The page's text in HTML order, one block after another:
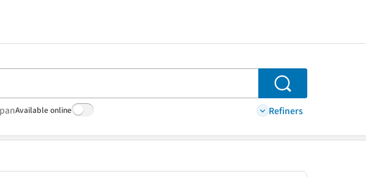
Search
Available online Refiners